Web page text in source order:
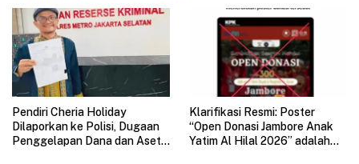
Pendiri Cheria Holiday
Dilaporkan ke Polisi, Dugaan
Penggelapan Dana dan Aset
Klarifikasi Resmi: Poster
“Open Donasi Jambore Anak
Yatim Al Hilal 2026” adalah